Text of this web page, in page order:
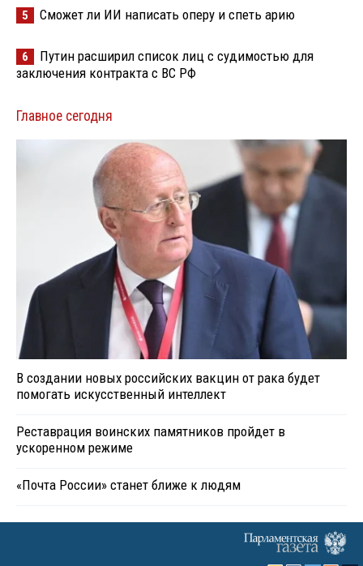
5 Сможет ли ИИ написать оперу и спеть арию
6
Путин расширил список лиц с судимостью для
заключения контракта с ВС РФ
Главное сегодня
В создании новых российских вакцин от рака будет
помогать искусственный интеллект
Реставрация воинских памятников пройдет в
ускоренном режиме
«Почта России» станет ближе к людям